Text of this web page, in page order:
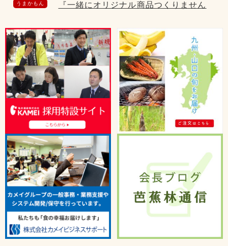
うまかもん
『一緒にオリジナル商品つくりません
2026年06月16日
うまかもん
トピックス
5/1より発売開始！ 過去最高作ができ
ました！
2026年05月2日
トピックス
たべる辣油木耳ご紹介
2026年04月15日
うまかもん
トピックス
桃屋と共同開発！国産豚肉の本格豚キム
チ！！
2026年03月24日
宮崎県の「株式会社餃子の馬渡」の冷凍
餃子を紹介します！
2026年02月4日
うまかもん
熊本限定 ワンピースコラボ太平燕発売